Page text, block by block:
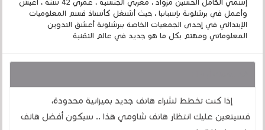
إسمي الكامل الحسين مزواد ، مغربي الجنسية ، عمري 42 سنة ، أعيش
وأعمل في برشلونة بإسبانيا ، حيث أشتغل كأستاذ قسم المعلوميات
الإبتدائي في إحدى الجمعيات الخاصة ببرشلونة أعشق التدوين
المعلوماتي ومهتم بكل ما هو جديد في عالم التقنية
إذا كنت تخطط لشراء هاتف جديد بميزانية محدودة،
فسيتعين عليك انتظار هاتف شاومي هذا .. سيكون أفضل هاتف